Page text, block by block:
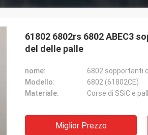
61802 6802rs 6802 ABEC3
del delle palle
nome:
6802 sopportanti
Modello:
6802 (61802CE)
Materiale:
Corse di SSiC e
Miglior Prezzo